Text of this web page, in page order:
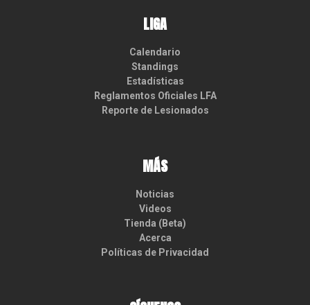
LIGA
Calendario
Standings
Estadísticas
Reglamentos Oficiales LFA
Reporte de Lesionados
MÁS
Noticias
Videos
Tienda (Beta)
Acerca
Políticas de Privacidad